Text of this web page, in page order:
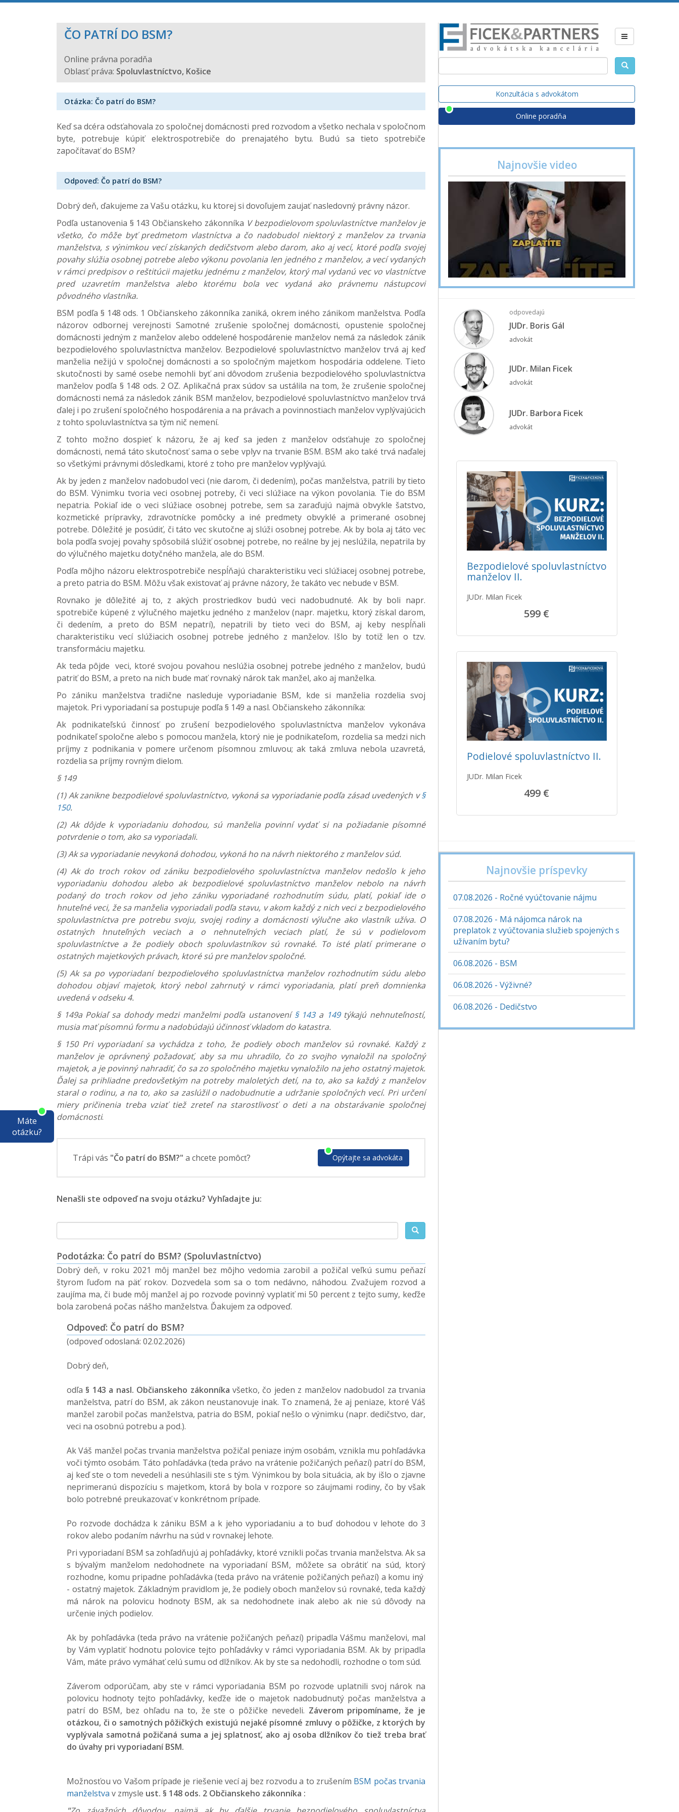
Máte
otázku?
ČO PATRÍ DO BSM?
Online právna poradňa
Oblasť práva: Spoluvlastníctvo, Košice
Otázka: Čo patrí do BSM?
Keď sa dcéra odsťahovala zo spoločnej domácnosti pred rozvodom a všetko nechala v spoločnom
byte, potrebuje kúpiť elektrospotrebiče do prenajatého bytu. Budú sa tieto spotrebiče
započítavať do BSM?
Odpoveď: Čo patrí do BSM?
Dobrý deň, ďakujeme za Vašu otázku, ku ktorej si dovoľujem zaujať nasledovný právny názor.
Podľa ustanovenia § 143 Občianskeho zákonníka V bezpodielovom spoluvlastníctve manželov je
všetko, čo môže byť predmetom vlastníctva a čo nadobudol niektorý z manželov za trvania
manželstva, s výnimkou vecí získaných dedičstvom alebo darom, ako aj vecí, ktoré podľa svojej
povahy slúžia osobnej potrebe alebo výkonu povolania len jedného z manželov, a vecí vydaných
v rámci predpisov o reštitúcii majetku jednému z manželov, ktorý mal vydanú vec vo vlastníctve
pred uzavretím manželstva alebo ktorému bola vec vydaná ako právnemu nástupcovi
pôvodného vlastníka.
BSM podľa § 148 ods. 1 Občianskeho zákonníka zaniká, okrem iného zánikom manželstva. Podľa
názorov odbornej verejnosti Samotné zrušenie spoločnej domácnosti, opustenie spoločnej
domácnosti jedným z manželov alebo oddelené hospodárenie manželov nemá za následok zánik
bezpodielového spoluvlastníctva manželov. Bezpodielové spoluvlastníctvo manželov trvá aj keď
manželia nežijú v spoločnej domácnosti a so spoločným majetkom hospodária oddelene. Tieto
skutočnosti by samé osebe nemohli byť ani dôvodom zrušenia bezpodielového spoluvlastníctva
manželov podľa § 148 ods. 2 OZ. Aplikačná prax súdov sa ustálila na tom, že zrušenie spoločnej
domácnosti nemá za následok zánik BSM manželov, bezpodielové spoluvlastníctvo manželov trvá
ďalej i po zrušení spoločného hospodárenia a na právach a povinnostiach manželov vyplývajúcich
z tohto spoluvlastníctva sa tým nič nemení.
Z tohto možno dospieť k názoru, že aj keď sa jeden z manželov odsťahuje zo spoločnej
domácnosti, nemá táto skutočnosť sama o sebe vplyv na trvanie BSM. BSM ako také trvá naďalej
so všetkými právnymi dôsledkami, ktoré z toho pre manželov vyplývajú.
Ak by jeden z manželov nadobudol veci (nie darom, či dedením), počas manželstva, patrili by tieto
do BSM. Výnimku tvoria veci osobnej potreby, či veci slúžiace na výkon povolania. Tie do BSM
nepatria. Pokiaľ ide o veci slúžiace osobnej potrebe, sem sa zaraďujú najmä obvykle šatstvo,
kozmetické prípravky, zdravotnícke pomôcky a iné predmety obvyklé a primerané osobnej
potrebe. Dôležité je posúdiť, či táto vec skutočne aj slúži osobnej potrebe. Ak by bola aj táto vec
bola podľa svojej povahy spôsobilá slúžiť osobnej potrebe, no reálne by jej neslúžila, nepatrila by
do výlučného majetku dotyčného manžela, ale do BSM.
Podľa môjho názoru elektrospotrebiče nespĺňajú charakteristiku veci slúžiacej osobnej potrebe,
a preto patria do BSM. Môžu však existovať aj právne názory, že takáto vec nebude v BSM.
Rovnako je dôležité aj to, z akých prostriedkov budú veci nadobudnuté. Ak by boli napr.
spotrebiče kúpené z výlučného majetku jedného z manželov (napr. majetku, ktorý získal darom,
či dedením, a preto do BSM nepatrí), nepatrili by tieto veci do BSM, aj keby nespĺňali
charakteristiku vecí slúžiacich osobnej potrebe jedného z manželov. Išlo by totiž len o tzv.
transformáciu majetku.
Ak teda pôjde veci, ktoré svojou povahou neslúžia osobnej potrebe jedného z manželov, budú
patriť do BSM, a preto na nich bude mať rovnaký nárok tak manžel, ako aj manželka.
Po zániku manželstva tradične nasleduje vyporiadanie BSM, kde si manželia rozdelia svoj
majetok. Pri vyporiadaní sa postupuje podľa § 149 a nasl. Občianskeho zákonníka:
Ak podnikateľskú činnosť po zrušení bezpodielového spoluvlastníctva manželov vykonáva
podnikateľ spoločne alebo s pomocou manžela, ktorý nie je podnikateľom, rozdelia sa medzi nich
príjmy z podnikania v pomere určenom písomnou zmluvou; ak taká zmluva nebola uzavretá,
rozdelia sa príjmy rovným dielom.
§ 149
(1) Ak zanikne bezpodielové spoluvlastníctvo, vykoná sa vyporiadanie podľa zásad uvedených v§
150.
(2) Ak dôjde k vyporiadaniu dohodou, sú manželia povinní vydať si na požiadanie písomné
potvrdenie o tom, ako sa vyporiadali.
(3) Ak sa vyporiadanie nevykoná dohodou, vykoná ho na návrh niektorého z manželov súd.
(4) Ak do troch rokov od zániku bezpodielového spoluvlastníctva manželov nedošlo k jeho
vyporiadaniu dohodou alebo ak bezpodielové spoluvlastníctvo manželov nebolo na návrh
podaný do troch rokov od jeho zániku vyporiadané rozhodnutím súdu, platí, pokiaľ ide o
hnuteľné veci, že sa manželia vyporiadali podľa stavu, v akom každý z nich veci z bezpodielového
spoluvlastníctva pre potrebu svoju, svojej rodiny a domácnosti výlučne ako vlastník užíva. O
ostatných hnuteľných veciach a o nehnuteľných veciach platí, že sú v podielovom
spoluvlastníctve a že podiely oboch spoluvlastníkov sú rovnaké. To isté platí primerane o
ostatných majetkových právach, ktoré sú pre manželov spoločné.
(5) Ak sa po vyporiadaní bezpodielového spoluvlastníctva manželov rozhodnutím súdu alebo
dohodou objaví majetok, ktorý nebol zahrnutý v rámci vyporiadania, platí preň domnienka
uvedená v odseku 4.
§ 149a Pokiaľ sa dohody medzi manželmi podľa ustanovení § 143a 149týkajú nehnuteľností,
musia mať písomnú formu a nadobúdajú účinnosť vkladom do katastra.
§ 150 Pri vyporiadaní sa vychádza z toho, že podiely oboch manželov sú rovnaké. Každý z
manželov je oprávnený požadovať, aby sa mu uhradilo, čo zo svojho vynaložil na spoločný
majetok, a je povinný nahradiť, čo sa zo spoločného majetku vynaložilo na jeho ostatný majetok.
Ďalej sa prihliadne predovšetkým na potreby maloletých detí, na to, ako sa každý z manželov
staral o rodinu, a na to, ako sa zaslúžil o nadobudnutie a udržanie spoločných vecí. Pri určení
miery pričinenia treba vziať tiež zreteľ na starostlivosť o deti a na obstarávanie spoločnej
domácnosti.
Trápi vás "Čo patrí do BSM?" a chcete pomôcť? Opýtajte sa advokáta
Nenašli ste odpoveď na svoju otázku? Vyhľadajte ju:
Podotázka: Čo patrí do BSM? (Spoluvlastníctvo)
Dobrý deň, v roku 2021 môj manžel bez môjho vedomia zarobil a požičal veľkú sumu peňazí
štyrom ľuďom na päť rokov. Dozvedela som sa o tom nedávno, náhodou. Zvažujem rozvod a
zaujíma ma, či bude môj manžel aj po rozvode povinný vyplatiť mi 50 percent z tejto sumy, keďže
bola zarobená počas nášho manželstva. Ďakujem za odpoveď.
Odpoveď: Čo patrí do BSM?
(odpoveď odoslaná: 02.02.2026)
Dobrý deň,
odľa § 143 a nasl. Občianskeho zákonníka všetko, čo jeden z manželov nadobudol za trvania
manželstva, patrí do BSM, ak zákon neustanovuje inak. To znamená, že aj peniaze, ktoré Váš
manžel zarobil počas manželstva, patria do BSM, pokiaľ nešlo o výnimku (napr. dedičstvo, dar,
veci na osobnú potrebu a pod.).
Ak Váš manžel počas trvania manželstva požičal peniaze iným osobám, vznikla mu pohľadávka
voči týmto osobám. Táto pohľadávka (teda právo na vrátenie požičaných peňazí) patrí do BSM,
aj keď ste o tom nevedeli a nesúhlasili ste s tým. Výnimkou by bola situácia, ak by išlo o zjavne
neprimeranú dispozíciu s majetkom, ktorá by bola v rozpore so záujmami rodiny, čo by však
bolo potrebné preukazovať v konkrétnom prípade.
Po rozvode dochádza k zániku BSM a k jeho vyporiadaniu a to buď dohodou v lehote do 3
rokov alebo podaním návrhu na súd v rovnakej lehote.
Pri vyporiadaní BSM sa zohľadňujú aj pohľadávky, ktoré vznikli počas trvania manželstva. Ak sa
s bývalým manželom nedohodnete na vyporiadaní BSM, môžete sa obrátiť na súd, ktorý
rozhodne, komu pripadne pohľadávka (teda právo na vrátenie požičaných peňazí) a komu iný
- ostatný majetok. Základným pravidlom je, že podiely oboch manželov sú rovnaké, teda každý
má nárok na polovicu hodnoty BSM, ak sa nedohodnete inak alebo ak nie sú dôvody na
určenie iných podielov.
Ak by pohľadávka (teda právo na vrátenie požičaných peňazí) pripadla Vášmu manželovi, mal
by Vám vyplatiť hodnotu polovice tejto pohľadávky v rámci vyporiadania BSM. Ak by pripadla
Vám, máte právo vymáhať celú sumu od dlžníkov. Ak by ste sa nedohodli, rozhodne o tom súd.
Záverom odporúčam, aby ste v rámci vyporiadania BSM po rozvode uplatnili svoj nárok na
polovicu hodnoty tejto pohľadávky, keďže ide o majetok nadobudnutý počas manželstva a
patrí do BSM, bez ohľadu na to, že ste o pôžičke nevedeli. Záverom pripomíname, že je
otázkou, či o samotných pôžičkých existujú nejaké písomné zmluvy o pôžičke, z ktorých by
vyplývala samotná požičaná suma a jej splatnosť, ako aj osoba dlžníkov čo tiež treba brať
do úvahy pri vyporiadaní BSM.
Možnosťou vo Vašom prípade je riešenie vecí aj bez rozvodu a to zrušením BSM počas trvania
manželstva v zmysle ust. § 148 ods. 2 Občianskeho zákonníka :
Konzultácia s advokátom
Online poradňa
Najnovšie video
odpovedajú
JUDr. Boris Gál
advokát
JUDr. Milan Ficek
advokát
JUDr. Barbora Ficek
advokát
Bezpodielové spoluvlastníctvo
manželov II.
JUDr. Milan Ficek
599 €
Podielové spoluvlastníctvo II.
JUDr. Milan Ficek
499 €
Najnovšie príspevky
07.08.2026 - Ročné vyúčtovanie nájmu
07.08.2026 - Má nájomca nárok na
preplatok z vyúčtovania služieb spojených s
užívaním bytu?
06.08.2026 - BSM
06.08.2026 - Výživné?
06.08.2026 - Dedičstvo